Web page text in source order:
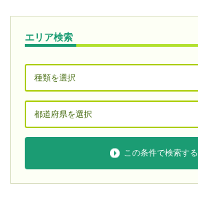
エリア検索
この条件で検索する